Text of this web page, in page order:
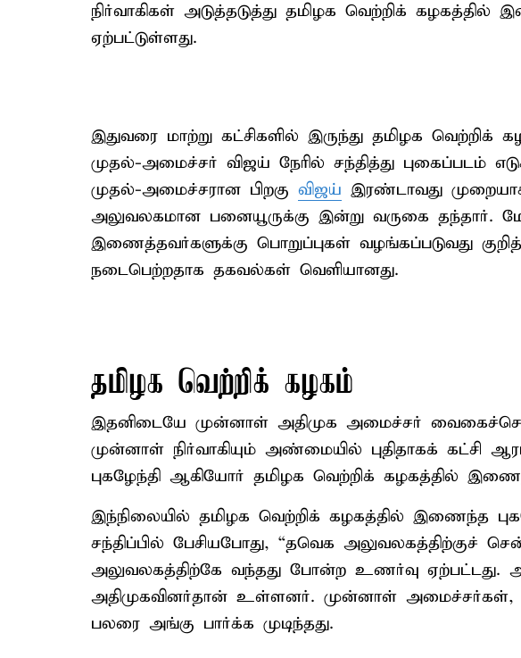
நிர்வாகிகள் அடுத்தடுத்து தமிழக வெற்றிக் கழகத்தில்
ஏற்பட்டுள்ளது.
இதுவரை மாற்று கட்சிகளில் இருந்து தமிழக
முதல்-அமைச்சர் விஜய் நேரில் சந்தித்து புகைப்படம்
முதல்-அமைச்சரான பிறகு விஜய் இரண்டாவது
அலுவலகமான பனையூருக்கு இன்று வருகை தந்தார்.
இணைத்தவர்களுக்கு பொறுப்புகள் வழங்கப்படுவது
நடைபெற்றதாக தகவல்கள் வெளியானது.
தமிழக வெற்றிக் கழகம்
இதனிடையே முன்னாள் அதிமுக அமைச்சர்
முன்னாள் நிர்வாகியும் அண்மையில் புதிதாகக் கட்சி
புகழேந்தி ஆகியோர் தமிழக வெற்றிக் கழகத்தில்
இந்நிலையில் தமிழக வெற்றிக் கழகத்தில் இணைந்த
சந்திப்பில் பேசியபோது, “தவெக அலுவலகத்திற்குச்
அலுவலகத்திற்கே வந்தது போன்ற உணர்வு ஏற்பட்டது.
அதிமுகவினர்தான் உள்ளனர். முன்னாள்
பலரை அங்கு பார்க்க முடிந்தது.